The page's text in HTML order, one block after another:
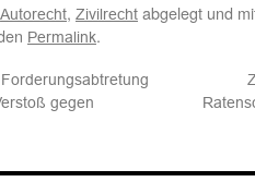
Autorecht, Zivilrecht abgelegt und
Permalink.
gegen